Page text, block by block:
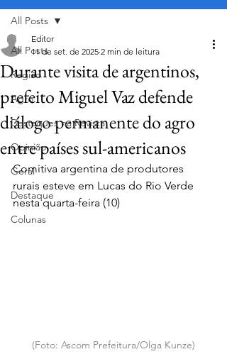
All Posts
Região
Agro
Destaques na Revista
Opinião
Geral
Destaque
Colunas
All Posts
Durante visita de argentinos,
prefeito Miguel Vaz defende
diálogo permanente do agro
entre países sul-americanos
Editor
11 de set. de 2025 2 min de leitura
Comitiva argentina de produtores
rurais esteve em Lucas do Rio Verde
nesta quarta-feira (10)
(Foto: Ascom Prefeitura/Olga Kunze)